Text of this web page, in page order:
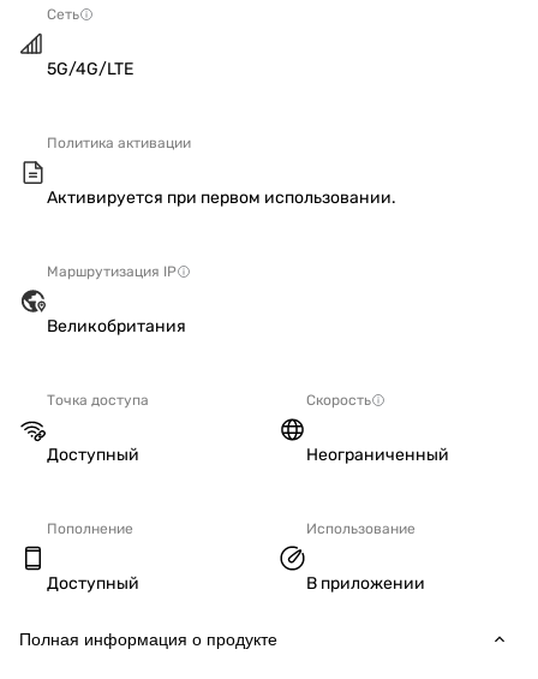
Сеть
5G/4G/LTE
Политика активации
Активируется при первом использовании.
Маршрутизация IP
Великобритания
Точка доступа
Доступный
Скорость
Неограниченный
Пополнение
Доступный
Использование
В приложении
Полная информация о продукте